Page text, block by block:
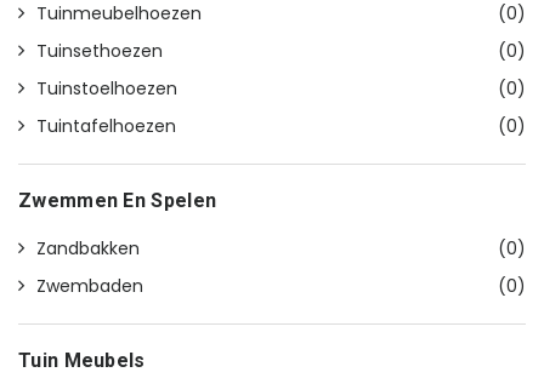
Tuinmeubelhoezen
(0)
Tuinsethoezen
(0)
Tuinstoelhoezen
(0)
Tuintafelhoezen
(0)
Zwemmen En Spelen
Zandbakken
(0)
Zwembaden
(0)
Tuin Meubels